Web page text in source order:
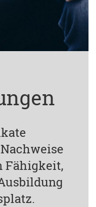
Fähigkeit,